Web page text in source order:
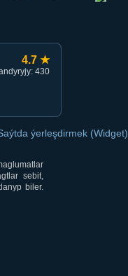
4.7 ★
430
ýerleşdirmek (Widget)
sebit,
biler.